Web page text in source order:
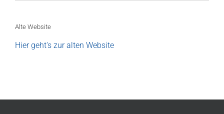
Alte Website
Hier geht's zur alten Website